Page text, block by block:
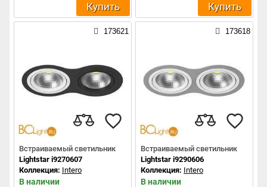
Купить Купить
173621
Встраиваемый светильник
Lightstar i9270607
Коллекция: Intero
В наличии
173618
Встраиваемый светильник
Lightstar i9290606
Коллекция: Intero
В наличии